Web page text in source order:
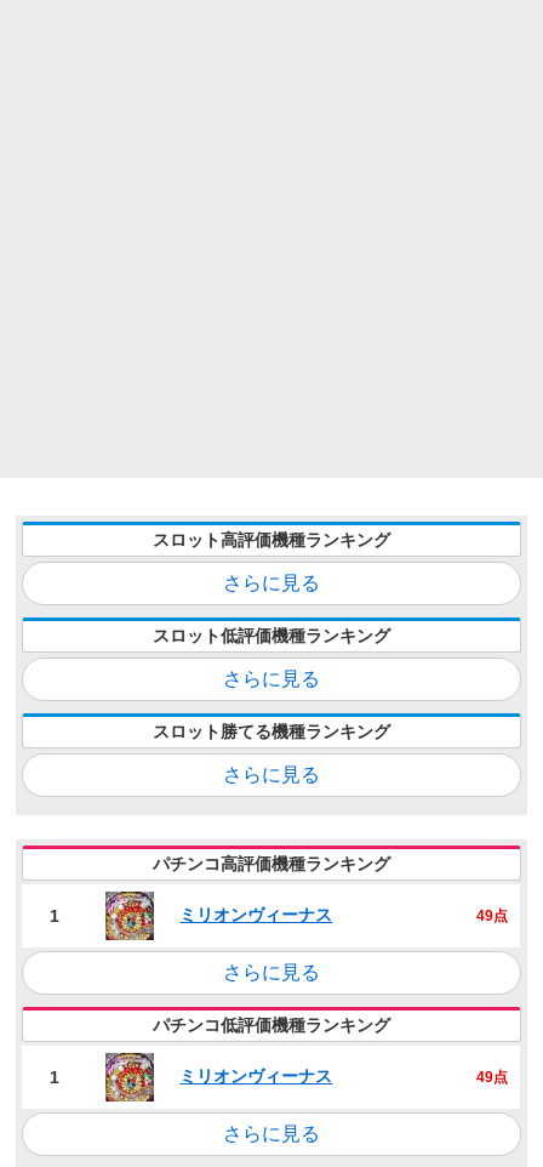
スロット高評価機種ランキング
さらに見る
スロット低評価機種ランキング
さらに見る
スロット勝てる機種ランキング
さらに見る
パチンコ高評価機種ランキング
1 ミリオンヴィーナス 49点
さらに見る
パチンコ低評価機種ランキング
1 ミリオンヴィーナス 49点
さらに見る